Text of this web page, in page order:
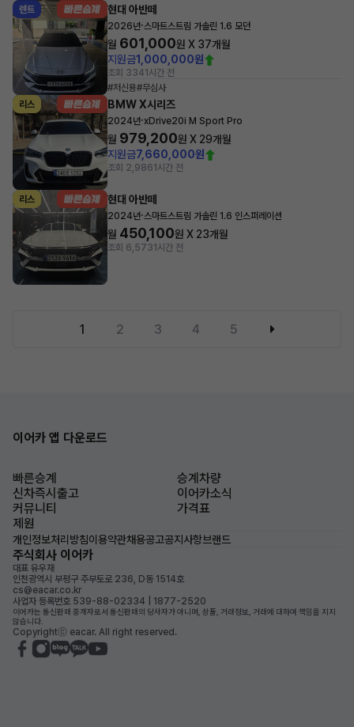
렌트 현대 아반떼
2026년·스마트스트림 가솔린 1.6 모던
월 601,000원 X 37개월
지원금1,000,000원
조회 3341시간 전
#저신용#무심사
리스
BMW X시리즈
2024년·xDrive20i M Sport Pro
월 979,200원 X 29개월
지원금7,660,000원
조회 2,9861시간 전
리스 현대 아반떼
2024년·스마트스트림 가솔린 1.6 인스퍼레이션
월 450,100원 X 23개월
조회 6,5731시간 전
1 2 3 4 5
이어카 앱 다운로드
빠른승계
승계차량
신차즉시출고
이어카소식
커뮤니티
가격표
제원
개인정보처리방침이용약관채용공고공지사항브랜드
주식회사 이어카
대표 유우재
인천광역시 부평구 주부토로 236, D동 1514호
cs@eacar.co.kr
사업자 등록번호 539-88-02334 | 1877-2520
이어카는 통신판매 중개자로서 통신판매의 당사자가 아니며, 상품, 거래정보, 거래에 대하여 책임을 지지
않습니다.
Copyrightⓒ eacar. All right reserved.